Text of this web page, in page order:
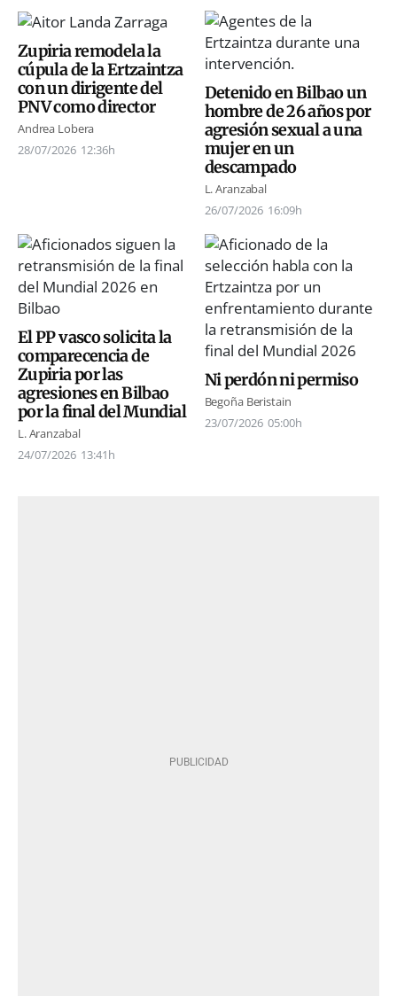
Zupiria remodela la
cúpula de la Ertzaintza
con un dirigente del
PNV como director
Andrea Lobera
28/07/2026 12:36h
Detenido en Bilbao un
hombre de 26 años por
agresión sexual a una
mujer en un
descampado
L. Aranzabal
26/07/2026 16:09h
El PP vasco solicita la
comparecencia de
Zupiria por las
agresiones en Bilbao
por la final del Mundial
L. Aranzabal
24/07/2026 13:41h
Ni perdón ni permiso
Begoña Beristain
23/07/2026 05:00h